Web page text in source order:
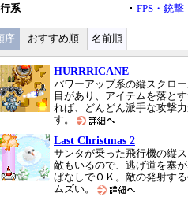
系 FPS・銃撃
序 おすすめ順 名前順
HURRRICANE
パワーアップ系の縦スクロ
目があり、アイテムを落と
れば、どんどん派手な攻撃
す。
Last Christmas 2
サンタが乗った飛行機の縦
敵もいるので、逃げ道を塞
ぱなしでＯＫ。敵の発射す
ムズい。